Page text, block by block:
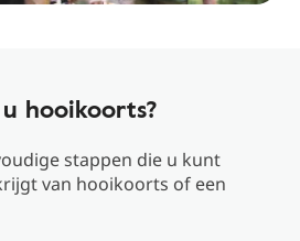
hooikoorts?
stappen die u kunt
van hooikoorts of een